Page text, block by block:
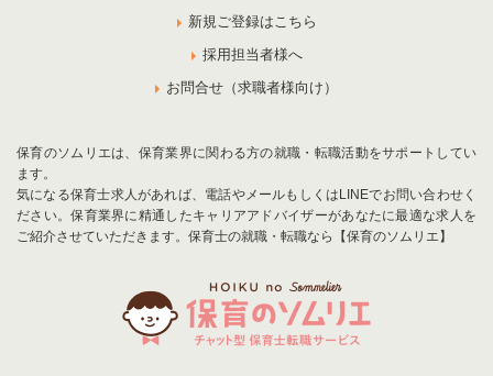
新規ご登録はこちら
採用担当者様へ
お問合せ（求職者様向け）
保育のソムリエは、保育業界に関わる方の就職・転職活動をサポートしてい
ます。
気になる保育士求人があれば、電話やメールもしくはLINEでお問い合わせく
ださい。保育業界に精通したキャリアアドバイザーがあなたに最適な求人を
ご紹介させていただきます。保育士の就職・転職なら【保育のソムリエ】